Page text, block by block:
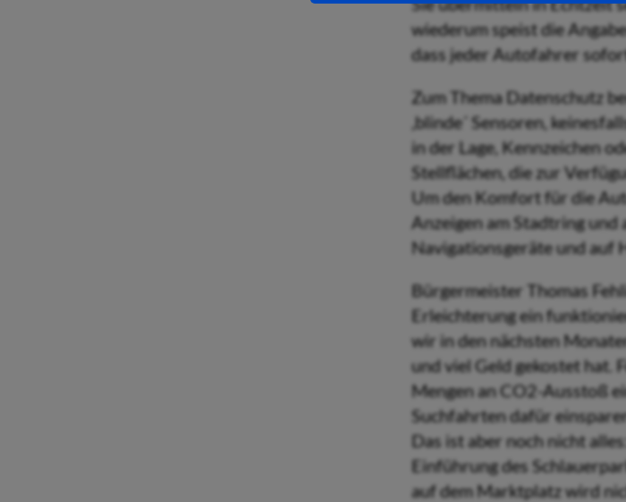
wiederum speist die
dass jeder Autofahrer
Zum Thema Datenschutz
,blinde´ Sensoren,
in der Lage, Kennzeichen
Stellflächen, die zur
Um den Komfort für die
Anzeigen am Stadtring
Navigationsgeräte und auf
Bürgermeister Thomas
Erleichterung ein
wir in den nächsten
und viel Geld gekostet hat.
Mengen an CO2-Ausstoß
Suchfahrten dafür
Das ist aber noch nicht
Einführung des
auf dem Marktplatz wird